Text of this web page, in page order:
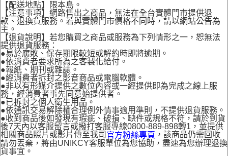
【配送地點】限本島。
【注意事項】網路售出之商品，無法在全台實體門市提供退
款、退換貨服務。若與實體門市價格不同時，請以網站公告為
主。
【退貨說明】若您購買之商品或服務為下列情形之一，恕無法
提供退貨服務：
●易於腐敗、保存期限較短或解約時即將逾期。
●依消費者要求所為之客製化給付。
●報紙、期刊或雜誌。
●經消費者拆封之影音商品或電腦軟體。
●非以有形媒介提供之數位內容或一經提供即為完成之線上服
務，經消費者事先同意始提供者。
●已拆封之個人衛生用品。
●依通訊交易解除權合理例外情事適用準則，不提供退貨服務。
●收到商品後如發現有瑕疵、破損、缺件或規格不符，請於到貨
後7天內以客服留言或撥打客服專線0800-889-898轉1，並提供
相關商品照片或影片傳至我司 官方粉絲專頁 ，該商品仍需回收
請勿丟棄，將由UNIKCY客服單位為您協助，盡速為您辦理退換
貨事宜。